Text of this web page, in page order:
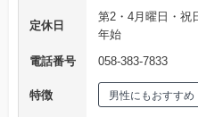
定休日
第2・4月曜日・祝
年始
電話番号
058-383-7833
特徴 男性にもおすすめ